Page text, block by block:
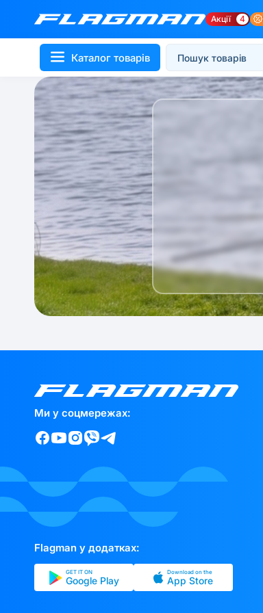
Акції 4
Каталог товарів
Ми у соцмережах:
Flagman у додатках:
GET IT ON
Google Play
Download on the
App Store